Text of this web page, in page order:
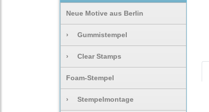
Neue Motive aus Berlin
› Gummistempel
› Clear Stamps
Foam-Stempel
› Stempelmontage